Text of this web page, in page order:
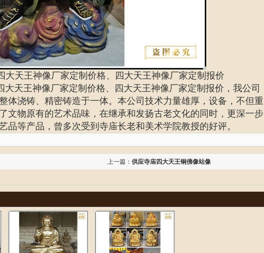
大天王神像厂家定制价格、四大天王神像厂家定制报价
大天王神像厂家定制价格、 四大天王神像厂家定制报价 ，我公司
体浇铸、精密铸造于一体。本公司技术力量雄厚，设备，不但重
文物原有的艺术品味，在继承和发扬古老文化的同时，更深一步
品等产品，曾多次受到寺庙长老和美术学院教授的好评。
上一篇： 供应寺庙四大天王铜佛像站像